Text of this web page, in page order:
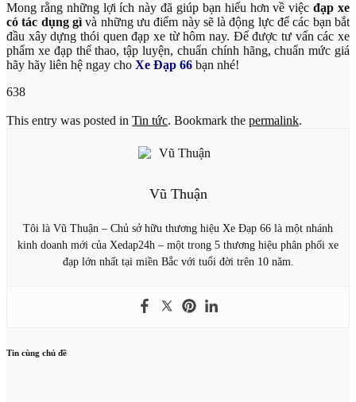
Mong rằng những lợi ích này đã giúp bạn hiểu hơn về việcđạp xe
có tác dụng gìvà những ưu điểm này sẽ là động lực để các bạn bắt
đầu xây dựng thói quen đạp xe từ hôm nay. Để được tư vấn các xe
phẩm xe đạp thể thao, tập luyện, chuẩn chính hãng, chuẩn mức giá
hãy hãy liên hệ ngay cho Xe Đạp 66 bạn nhé!
638
This entry was posted in Tin tức. Bookmark the permalink.
Vũ Thuận
Tôi là Vũ Thuận – Chủ sở hữu thương hiệu Xe Đạp 66 là một nhánh
kinh doanh mới của Xedap24h – một trong 5 thương hiệu phân phối xe
đạp lớn nhất tại miền Bắc với tuổi đời trên 10 năm.
Tin cùng chủ đề